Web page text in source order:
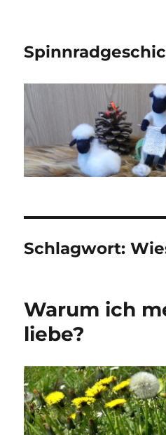
Schlagwort:
Warum ich
liebe?